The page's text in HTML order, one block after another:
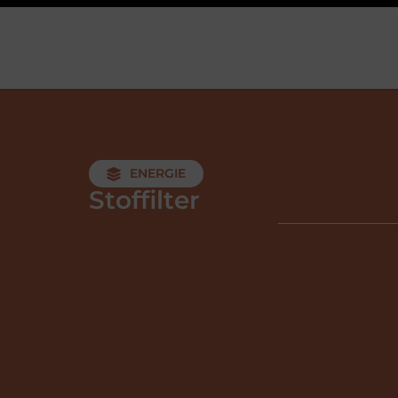
ENERGIE
Stoffilter